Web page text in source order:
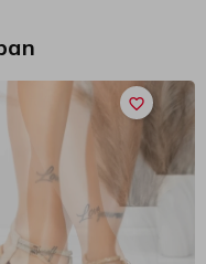
favorite_border